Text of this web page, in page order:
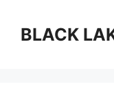
BLACK